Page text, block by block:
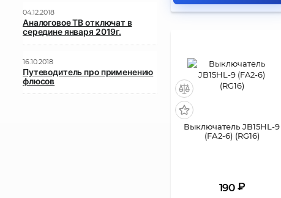
Выключатель JB15HL-9
(FA2-6) (RG16)
190 ₽
04.12.2018
Аналоговое ТВ отключат в
середине января 2019г.
16.10.2018
Путеводитель про применению
флюсов